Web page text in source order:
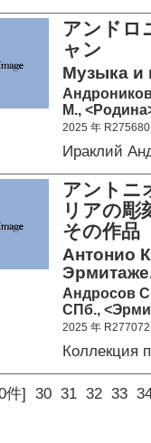
アンドロ
ャン
Музыка и
М.,
2025 年 R275680
Ираклий
アントニ
リアの彫
その作品
Антонио
Андросов
СПб.,
2025 年 R277072
Коллекция
件] 30 31 32 33